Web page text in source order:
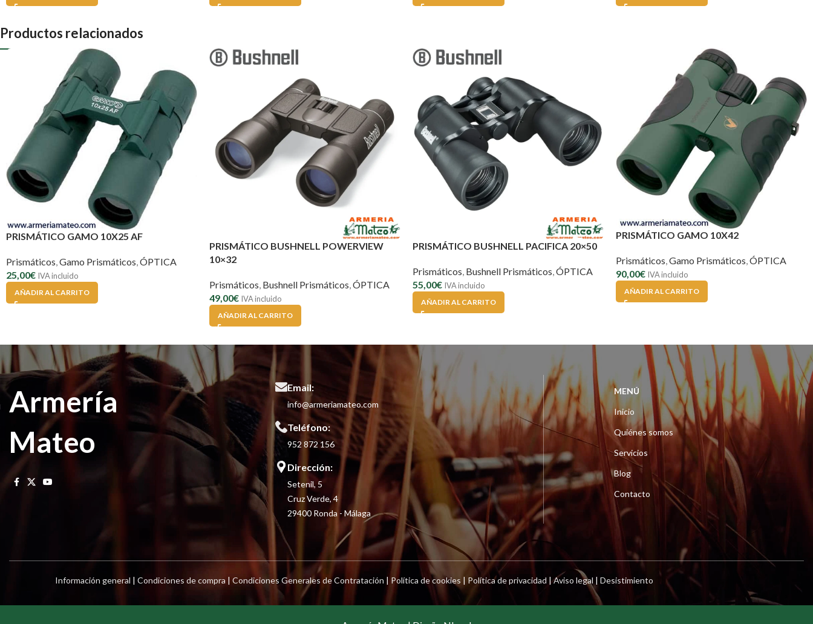
Productos relacionados
PRISMÁTICO GAMO 10X25 AF
Prismáticos Gamo Prismáticos ÓPTICA
25,00€ IVA incluido
AÑADIR AL CARRITO
PRISMÁTICO BUSHNELL POWERVIEW
10×32
Prismáticos Bushnell Prismáticos ÓPTICA
49,00€ IVA incluido
AÑADIR AL CARRITO
PRISMÁTICO BUSHNELL PACIFICA 20×50
Prismáticos Bushnell Prismáticos ÓPTICA
55,00€ IVA incluido
AÑADIR AL CARRITO
PRISMÁTICO GAMO 10X42
Prismáticos,Gamo Prismáticos,ÓPTICA
90,00€ IVA incluido
AÑADIR AL CARRITO
Armería
Mateo
Email:
info@armeriamateo.com
Teléfono:
952 872 156
Dirección:
Setenil, 5
Cruz Verde, 4
29400 Ronda - Málaga
MENÚ
Inicio
Quiénes somos
Servicios
Blog
Contacto
Información general | Condiciones de compra | Condiciones Generales de Contratación | Política de cookies | Política de privacidad |Aviso legal | Desistimiento